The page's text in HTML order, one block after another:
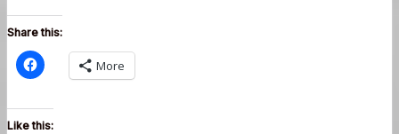
Share this:
More
Like this: